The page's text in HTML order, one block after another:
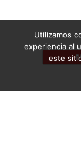
Utilizamos
experiencia al
este